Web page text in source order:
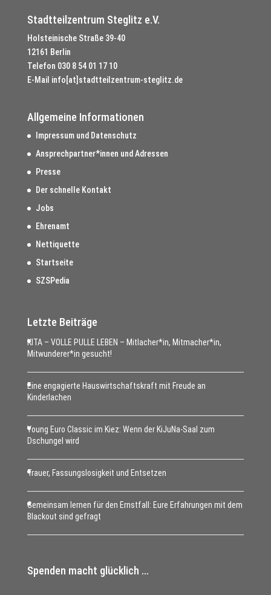
Stadtteilzentrum Steglitz e.V.
Holsteinische Straße 39-40
12161 Berlin
Telefon 030 8 54 01 17 10
E-Mail info[at]stadtteilzentrum-steglitz.de
Allgemeine Informationen
Impressum und Datenschutz
Ansprechpartner*innen und Adressen
Presse
Der schnelle Kontakt
Jobs
Ehrenamt
Nettiquette
Startseite
SZSPedia
Letzte Beiträge
KITA – VOLLE PULLE LEBEN – Mitlacher*in, Mitmacher*in,
Mitwunderer*in gesucht!
Eine engagierte Hauswirtschaftskraft mit Freude an
Kinderlachen
Young Euro Classic im Kiez: Wenn der KiJuNa-Saal zum
Dschungel wird
Trauer, Fassungslosigkeit und Entsetzen
Gemeinsam lernen für den Ernstfall: Eure Erfahrungen mit dem
Blackout sind gefragt
Spenden macht glücklich …